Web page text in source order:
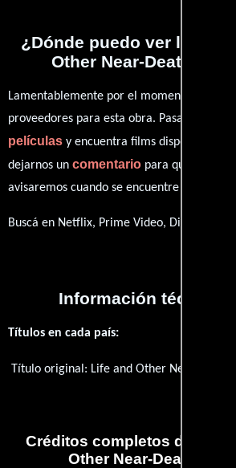
¿Dónde puedo ver la
Other Near-Death
Lamentablemente por el momento no
proveedores para esta obra. Pasa por
películas y encuentra films disponibles.
dejarnos un comentario para que le
avisaremos cuando se encuentre disponible
Buscá en Netflix, Prime Video, Disney+
Información técnica y
Títulos en cada país:
Título original: Life and Other Near-Death
Créditos completos de la
Other Near-Death